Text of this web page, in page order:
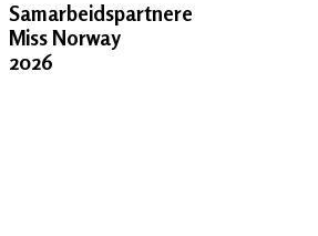
Samarbeidspartnere
Miss Norway
2026